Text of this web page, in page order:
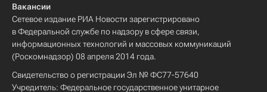
Вакансии
Сетевое издание РИА Новости зарегистрировано
в Федеральной службе по надзору в сфере связи,
информационных технологий и массовых коммуникаций
(Роскомнадзор) 08 апреля 2014 года.
Свидетельство о регистрации Эл № ФС77-57640
Учредитель: Федеральное государственное унитарное